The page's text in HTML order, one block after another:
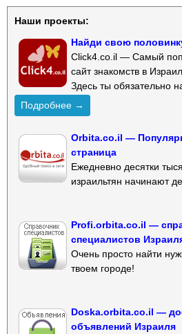
Наши проекты:
Найди свою
Click4.co.il — Самый
сайт знакомств в
Здесь ты обязательно
Подробнее →
Orbita.co.il —
страница
Ежедневно десятки
израильтян начинают
Profi.orbita.co.il —
специалистов
Очень просто найти
твоем городе!
Doska.orbita.co.il —
объявлений Израиля